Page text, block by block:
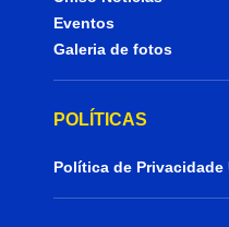
Eventos
Galeria de fotos
POLÍTICAS
Política de Privacidade